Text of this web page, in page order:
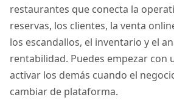
restaurantes que conecta la
reservas, los clientes, la venta
los escandallos, el inventario y el
rentabilidad. Puedes empezar con
activar los demás cuando el
cambiar de plataforma.